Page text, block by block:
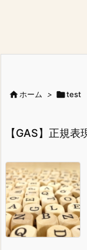
ホーム > test
【GAS】正規